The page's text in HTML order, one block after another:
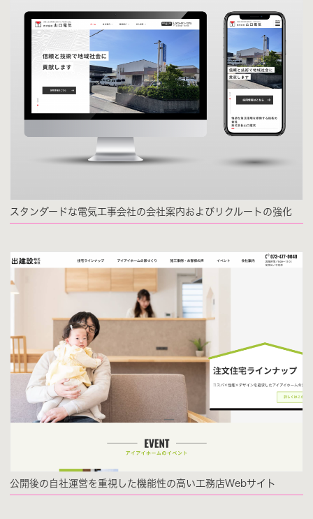
スタンダードな電気工事会社の会社案内およびリクルートの強化
公開後の自社運営を重視した機能性の高い工務店Webサイト